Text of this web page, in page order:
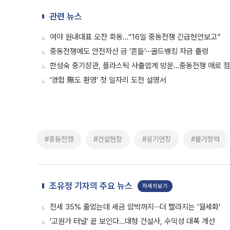
관련 뉴스
여야 원내대표 오찬 회동…“16일 중동전쟁 긴급현안보고”
중동전쟁에도 안전자산 금 ‘흔들’⋯골드뱅킹 자금 출렁
한성숙 중기장관, 플라스틱 사출업계 방문…중동전쟁 애로
‘경험 無도 환영’ 첫 일자리 도전 설명서
#중동전쟁 #건설현장 #공기연장 #불가항력
조유정 기자의 주요 뉴스 자세히보기
전세 35% 줄었는데 세금 압박까지⋯더 빨라지는 '월세화'
'고원가 터널' 끝 보인다…대형 건설사, 수익성 대폭 개선